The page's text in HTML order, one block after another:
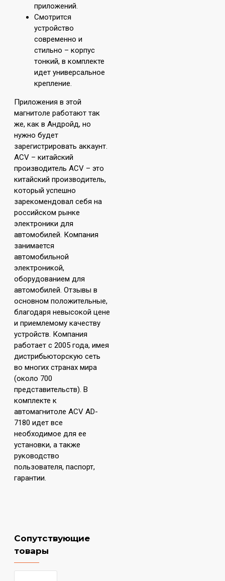
приложений.
Смотрится
устройство
современно и
стильно – корпус
тонкий, в комплекте
идет универсальное
крепление.
Приложения в этой
магнитоле работают так
же, как в Андройд, но
нужно будет
зарегистрировать аккаунт.
ACV – китайский
производитель ACV – это
китайский производитель,
который успешно
зарекомендовал себя на
российском рынке
электроники для
автомобилей. Компания
занимается
автомобильной
электроникой,
оборудованием для
автомобилей. Отзывы в
основном положительные,
благодаря невысокой цене
и приемлемому качеству
устройств. Компания
работает с 2005 года, имея
дистрибьюторскую сеть
во многих странах мира
(около 700
представительств). В
комплекте к
автомагнитоле ACV AD-
7180 идет все
необходимое для ее
установки, а также
руководство
пользователя, паспорт,
гарантии.
Сопутствующие
товары